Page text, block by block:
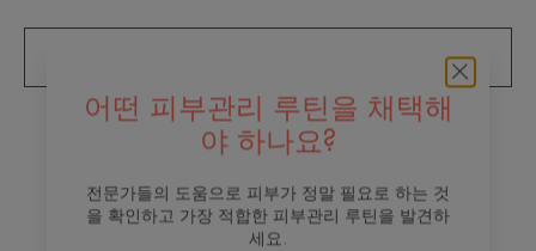
어떤 피부관리 루틴을 채택해
야 하나요?
전문가들의 도움으로 피부가 정말 필요로 하는 것
을 확인하고 가장 적합한 피부관리 루틴을 발견하
세요.
브랜드 소개
연락처